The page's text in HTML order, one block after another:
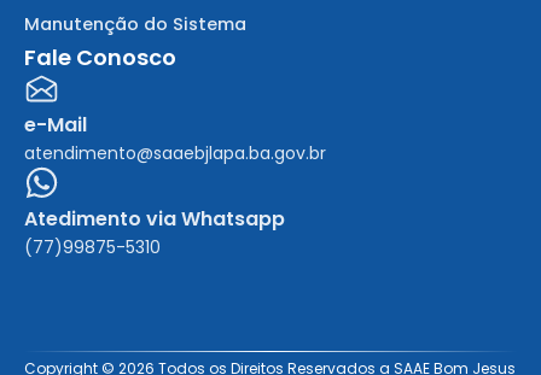
Manutenção do Sistema
Fale Conosco
e-Mail
atendimento@saaebjlapa.ba.gov.br
Atedimento via Whatsapp
(77)99875-5310
Copyright © 2026 Todos os Direitos Reservados a SAAE Bom Jesus